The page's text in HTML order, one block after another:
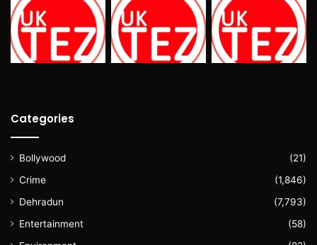
Categories
Bollywood
(21)
Crime
(1,846)
Dehradun
(7,793)
Entertainment
(58)